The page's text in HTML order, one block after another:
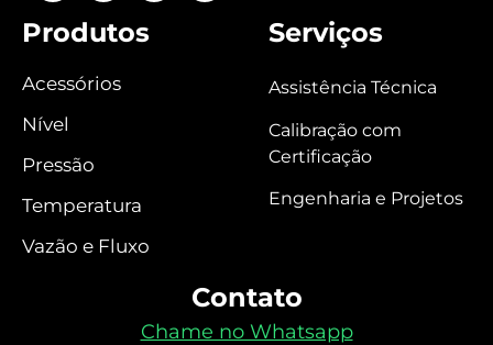
Produtos
Acessórios
Nível
Pressão
Temperatura
Vazão e Fluxo
Serviços
Assistência Técnica
Calibração com
Certificação
Engenharia e Projetos
Contato
Chame no Whatsapp